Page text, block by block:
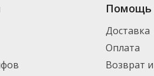
. В ассортименте интернет-
его в корзину для дальнейшего
Для постоянных клиентов - скидка,
Помощь
Доставка
Оплата
Возврат